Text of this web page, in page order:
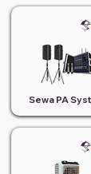
Sewa PA